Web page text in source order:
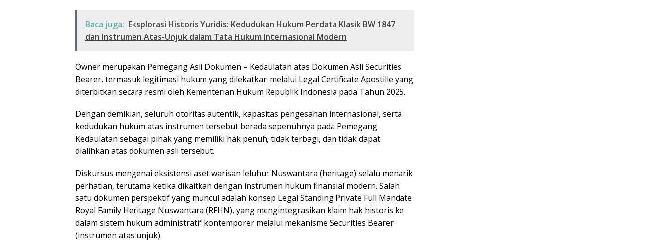
Baca juga: Eksplorasi Historis Yuridis: Kedudukan Hukum Perdata Klasik BW 1847
dan Instrumen Atas-Unjuk dalam Tata Hukum Internasional Modern
Owner merupakan Pemegang Asli Dokumen – Kedaulatan atas Dokumen Asli Securities
Bearer, termasuk legitimasi hukum yang dilekatkan melalui Legal Certificate Apostille yang
diterbitkan secara resmi oleh Kementerian Hukum Republik Indonesia pada Tahun 2025.
Dengan demikian, seluruh otoritas autentik, kapasitas pengesahan internasional, serta
kedudukan hukum atas instrumen tersebut berada sepenuhnya pada Pemegang
Kedaulatan sebagai pihak yang memiliki hak penuh, tidak terbagi, dan tidak dapat
dialihkan atas dokumen asli tersebut.
Diskursus mengenai eksistensi aset warisan leluhur Nuswantara (heritage) selalu menarik
perhatian, terutama ketika dikaitkan dengan instrumen hukum finansial modern. Salah
satu dokumen perspektif yang muncul adalah konsep Legal Standing Private Full Mandate
Royal Family Heritage Nuswantara (RFHN), yang mengintegrasikan klaim hak historis ke
dalam sistem hukum administratif kontemporer melalui mekanisme Securities Bearer
(instrumen atas unjuk).